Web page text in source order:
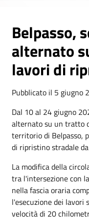
Belpasso,
alternato
lavori di
Pubblicato il 5 giugno
Dal 10 al 24 giugno
alternato su un tratto
territorio di Belpasso,
di ripristino stradale
La modifica della
tra l'intersezione con
nella fascia oraria
l'esecuzione dei lavori
velocità di 20